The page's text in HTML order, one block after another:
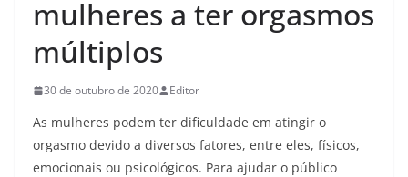
mulheres a ter orgasmos
múltiplos
30 de outubro de 2020 Editor
As mulheres podem ter dificuldade em atingir o
orgasmo devido a diversos fatores, entre eles, físicos,
emocionais ou psicológicos. Para ajudar o público